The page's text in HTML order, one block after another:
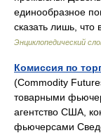
единообразное
сказать лишь,
Энциклопедический
Комиссия по
(Commodity
товарными
агентство США,
фьючерсами